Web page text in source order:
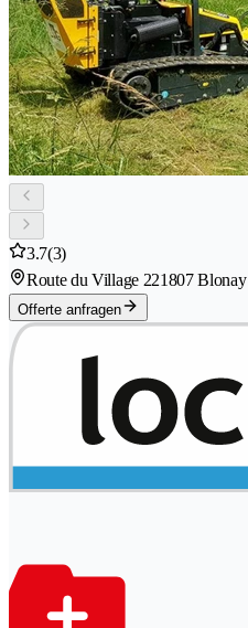
3.7(3)
Route du Village 221807 Blonay
Offerte anfragen